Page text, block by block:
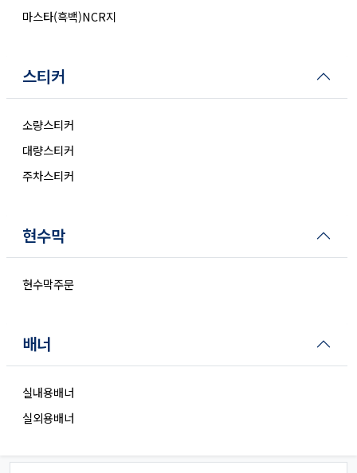
마스타(흑백)NCR지
스티커
소량스티커
대량스티커
주차스티커
현수막
현수막주문
배너
실내용배너
실외용배너